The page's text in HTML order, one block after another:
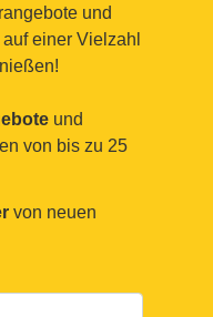
und
einer Vielzahl
und
von bis zu 25
von neuen